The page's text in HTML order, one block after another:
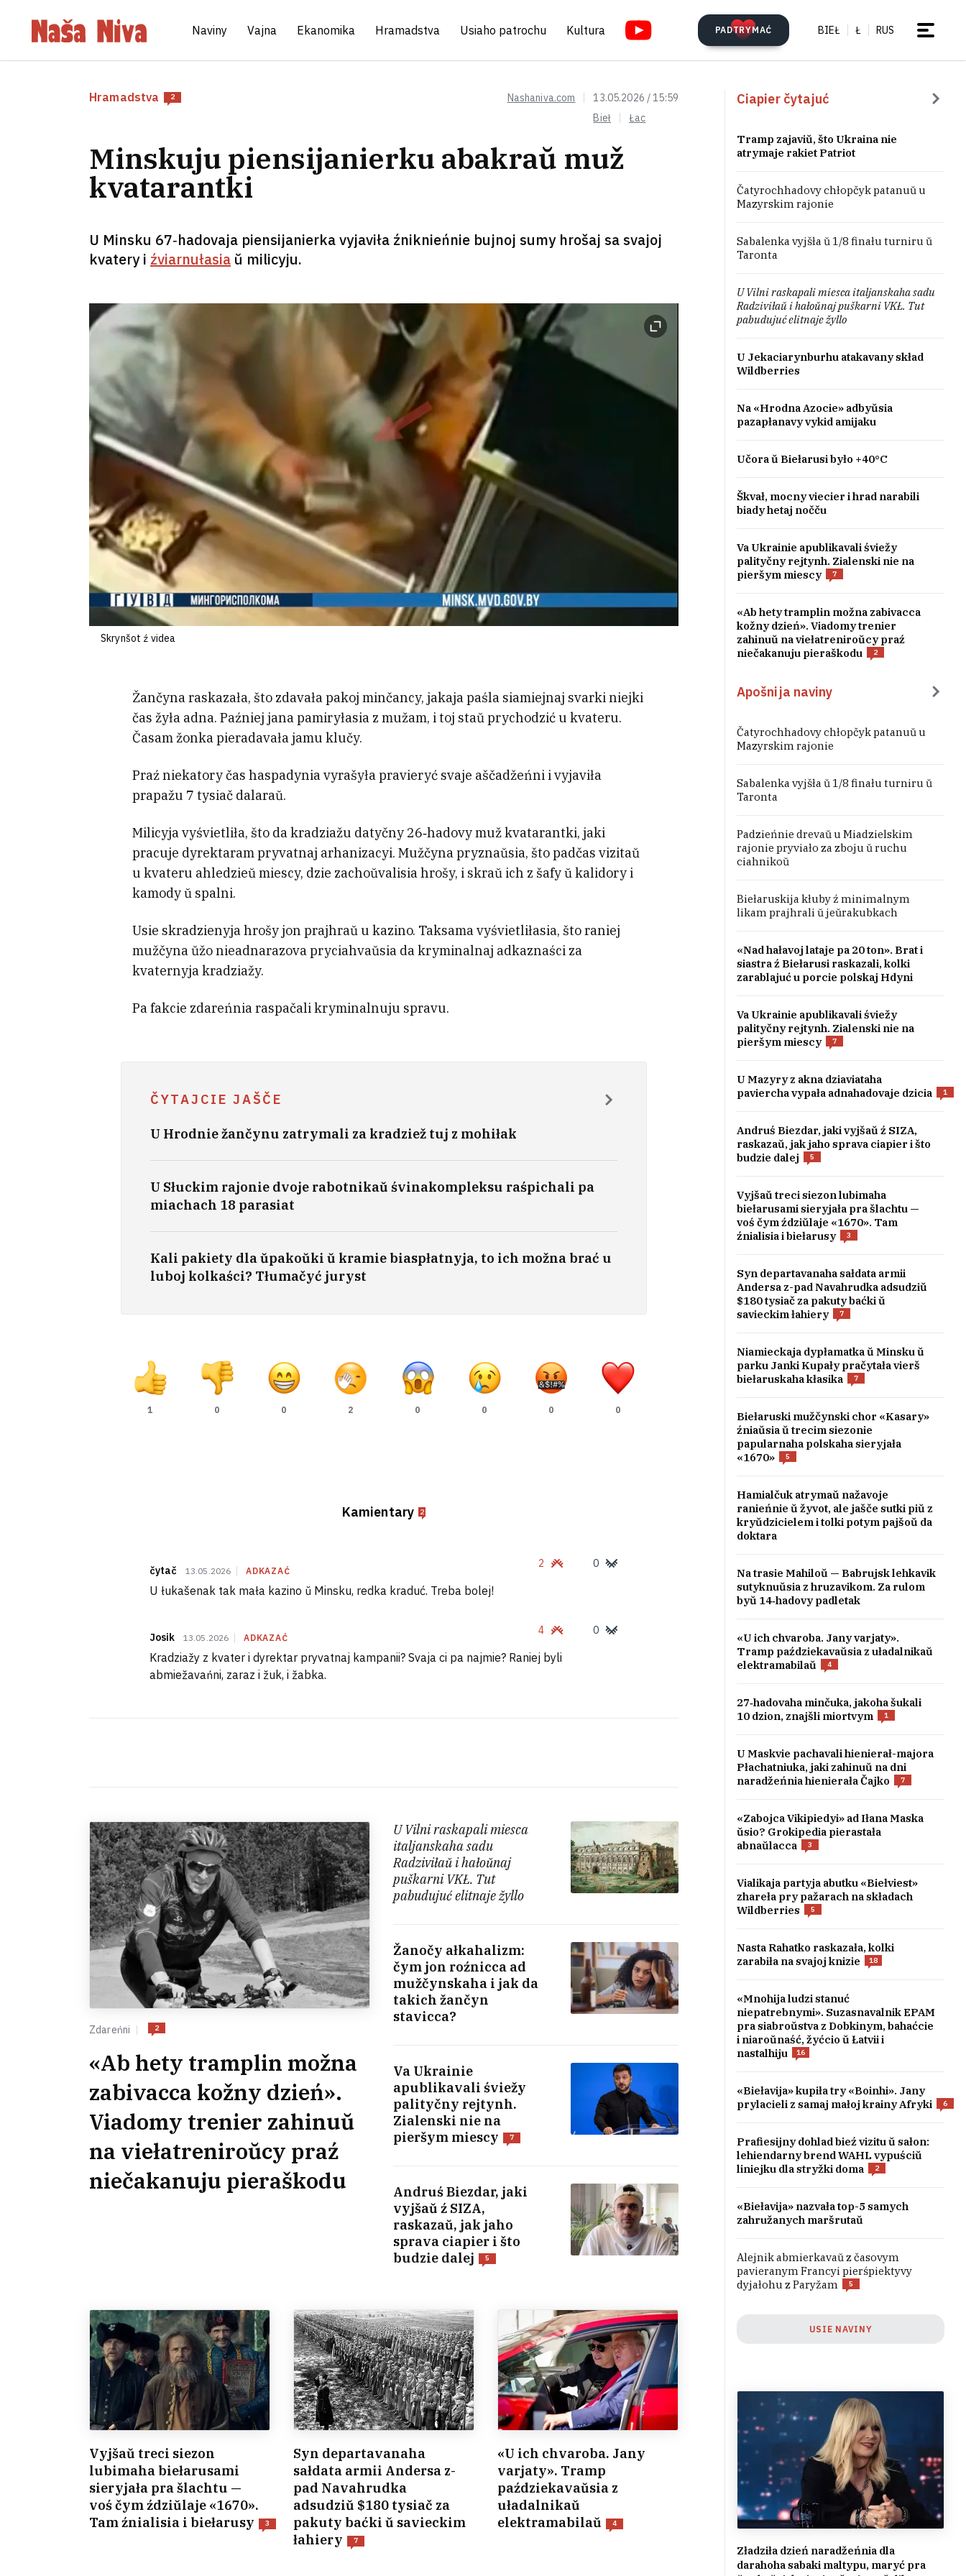
Naviny Vajna Ekanomika Hramadstva Usiaho patrochu Kultura PADTRYMAĆ BIEŁ Ł RUS
Hramadstva 2 Nashaniva.com
13.05.2026 / 15:59
Bieł
Łac
Minskuju piensijanierku abakraŭ muž
kvatarantki
U Minsku 67‑hadovaja piensijanierka vyjaviła źniknieńnie bujnoj sumy hrošaj sa svajoj
kvatery i źviarnułasia ŭ milicyju.
Skrynšot ź videa
Žančyna raskazała, što zdavała pakoj minčancy, jakaja paśla siamiejnaj svarki niejki
čas žyła adna. Paźniej jana pamiryłasia z mužam, i toj staŭ prychodzić u kvateru.
Časam žonka pieradavała jamu klučy.
Praź niekatory čas haspadynia vyrašyła pravieryć svaje aščadžeńni i vyjaviła
prapažu 7 tysiač dalaraŭ.
Milicyja vyśvietliła, što da kradziažu datyčny 26‑hadovy muž kvatarantki, jaki
pracuje dyrektaram pryvatnaj arhanizacyi. Mužčyna pryznaŭsia, što padčas vizitaŭ
u kvateru ahledzieŭ miescy, dzie zachoŭvalisia hrošy, i skraŭ ich z šafy ŭ kalidory i
kamody ŭ spalni.
Usie skradzienyja hrošy jon prajhraŭ u kazino. Taksama vyśvietliłasia, što raniej
mužčyna ŭžo nieadnarazova pryciahvaŭsia da kryminalnaj adkaznaści za
kvaternyja kradziažy.
Pa fakcie zdareńnia raspačali kryminalnuju spravu.
ČYTAJCIE JAŠČE
U Hrodnie žančynu zatrymali za kradziež tuj z mohiłak
U Słuckim rajonie dvoje rabotnikaŭ śvinakompleksu raśpichali pa
miachach 18 parasiat
Kali pakiety dla ŭpakoŭki ŭ kramie biaspłatnyja, to ich možna brać u
luboj kolkaści? Tłumačyć juryst
1 0 0 2 0 0 0 0
Kamientary 2
čytač 13.05.2026 ADKAZAĆ
2 0
U łukašenak tak mała kazino ŭ Minsku, redka kraduć. Treba bolej!
Josik 13.05.2026 ADKAZAĆ
4 0
Kradziažy z kvater i dyrektar pryvatnaj kampanii? Svaja ci pa najmie? Raniej byli
abmiežavańni, zaraz i žuk, i žabka.
Zdareńni 2
«Ab hety tramplin možna
zabivacca kožny dzień».
Viadomy trenier zahinuŭ
na viełatreniroŭcy praź
niečakanuju pieraškodu
U Vilni raskapali miesca
italjanskaha sadu
Radziviłaŭ i hałoŭnaj
puškarni VKŁ. Tut
pabudujuć elitnaje žyllo
Žanočy ałkahalizm:
čym jon roźnicca ad
mužčynskaha i jak da
takich žančyn
stavicca?
Va Ukrainie
apublikavali śviežy
palityčny rejtynh.
Zialenski nie na
pieršym miescy
7
Andruś Biezdar, jaki
vyjšaŭ ź SIZA,
raskazaŭ, jak jaho
sprava ciapier i što
budzie dalej
5
Vyjšaŭ treci siezon
lubimaha biełarusami
sieryjała pra šlachtu —
voś čym ździŭlaje «1670».
Tam źnialisia i biełarusy
3
Syn departavanaha
sałdata armii Andersa z-
pad Navahrudka
adsudziŭ $180 tysiač za
pakuty baćki ŭ savieckim
łahiery
7
«U ich chvaroba. Jany
varjaty». Tramp
paździekavaŭsia z
uładalnikaŭ
elektramabilaŭ
4
Ciapier čytajuć
Tramp zajaviŭ, što Ukraina nie
atrymaje rakiet Patriot
Čatyrochhadovy chłopčyk patanuŭ u
Mazyrskim rajonie
Sabalenka vyjšła ŭ 1/8 finału turniru ŭ
Taronta
U Vilni raskapali miesca italjanskaha sadu
Radziviłaŭ i hałoŭnaj puškarni VKŁ. Tut
pabudujuć elitnaje žyllo
U Jekaciarynburhu atakavany skład
Wildberries
Na «Hrodna Azocie» adbyŭsia
pazapłanavy vykid amijaku
Učora ŭ Biełarusi było +40°C
Škvał, mocny viecier i hrad narabili
biady hetaj nočču
Va Ukrainie apublikavali śviežy
palityčny rejtynh. Zialenski nie na
pieršym miescy
7
«Ab hety tramplin možna zabivacca
kožny dzień». Viadomy trenier
zahinuŭ na viełatreniroŭcy praź
niečakanuju pieraškodu
2
Apošnija naviny
Čatyrochhadovy chłopčyk patanuŭ u
Mazyrskim rajonie
Sabalenka vyjšła ŭ 1/8 finału turniru ŭ
Taronta
Padzieńnie drevaŭ u Miadzielskim
rajonie pryviało za zboju ŭ ruchu
ciahnikoŭ
Biełaruskija kłuby ź minimalnym
likam prajhrali ŭ jeŭrakubkach
«Nad hałavoj lataje pa 20 ton». Brat i
siastra ź Biełarusi raskazali, kolki
zarablajuć u porcie polskaj Hdyni
Va Ukrainie apublikavali śviežy
palityčny rejtynh. Zialenski nie na
pieršym miescy
7
U Mazyry z akna dziaviataha
paviercha vypała adnahadovaje dzicia
1
Andruś Biezdar, jaki vyjšaŭ ź SIZA,
raskazaŭ, jak jaho sprava ciapier i što
budzie dalej
5
Vyjšaŭ treci siezon lubimaha
biełarusami sieryjała pra šlachtu —
voś čym ździŭlaje «1670». Tam
źnialisia i biełarusy
3
Syn departavanaha sałdata armii
Andersa z-pad Navahrudka adsudziŭ
$180 tysiač za pakuty baćki ŭ
savieckim łahiery
7
Niamieckaja dypłamatka ŭ Minsku ŭ
parku Janki Kupały pračytała vierš
biełaruskaha kłasika
7
Biełaruski mužčynski chor «Kasary»
źniaŭsia ŭ trecim siezonie
papularnaha polskaha sieryjała
«1670»
5
Hamialčuk atrymaŭ nažavoje
ranieńnie ŭ žyvot, ale jašče sutki piŭ z
kryŭdzicielem i tolki potym pajšoŭ da
doktara
Na trasie Mahiloŭ — Babrujsk lehkavik
sutyknuŭsia z hruzavikom. Za rulom
byŭ 14‑hadovy padletak
«U ich chvaroba. Jany varjaty».
Tramp paździekavaŭsia z uładalnikaŭ
elektramabilaŭ
4
27‑hadovaha minčuka, jakoha šukali
10 dzion, znajšli miortvym
1
U Maskvie pachavali hienierał-majora
Płachatniuka, jaki zahinuŭ na dni
naradžeńnia hienierała Čajko
7
«Zabojca Vikipiedyi» ad Iłana Maska
ŭsio? Grokipedia pierastała
abnaŭlacca
3
Vialikaja partyja abutku «Biełviest»
zhareła pry pažarach na składach
Wildberries
5
Nasta Rahatko raskazała, kolki
zarabiła na svajoj knizie
18
«Mnohija ludzi stanuć
niepatrebnymi». Suzasnavalnik EPAM
pra siabroŭstva z Dobkinym, bahaćcie
i niaroŭnaść, žyćcio ŭ Łatvii i
nastalhiju
16
«Biełavija» kupiła try «Boinhi». Jany
prylacieli z samaj małoj krainy Afryki
6
Prafiesijny dohlad bieź vizitu ŭ sałon:
lehiendarny brend WAHL vypuściŭ
liniejku dla stryžki doma
2
«Biełavija» nazvała top-5 samych
zahružanych maršrutaŭ
Alejnik abmierkavaŭ z časovym
pavieranym Francyi pierśpiektyvy
dyjałohu z Paryžam
5
USIE NAVINY
Zładziła dzień naradžeńnia dla
darahoha sabaki maltypu, maryć pra